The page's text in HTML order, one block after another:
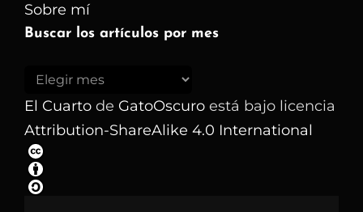
Sobre mí
Buscar los artículos por mes
Buscar
los
artículos
por
mes
El Cuarto de GatoOscuro está bajo licencia
Attribution-ShareAlike 4.0 International